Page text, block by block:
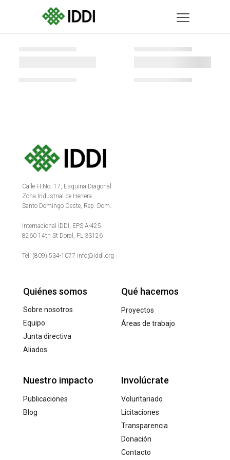
Calle H No. 17, Esquina Diagonal
Zona Industrial de Herrera
Santo Domingo Oeste, Rep. Dom.
Internacional IDDI, EPS A-425
8260 14th St Doral, FL 33126
Tel. (809) 534-1077 info@iddi.org
Quiénes somos
Sobre nosotros
Equipo
Junta directiva
Aliados
Qué hacemos
Proyectos
Áreas de trabajo
Nuestro impacto
Publicaciones
Blog
Involúcrate
Voluntariado
Licitaciones
Transparencia
Donación
Contacto